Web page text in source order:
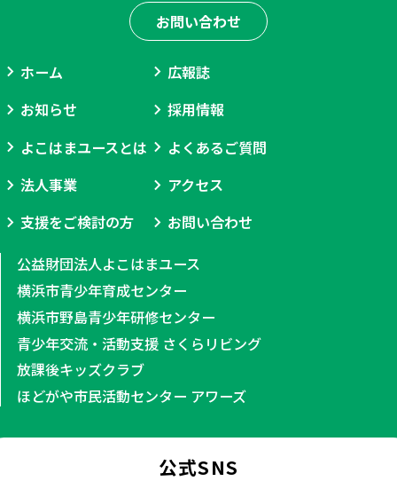
お問い合わせ
ホーム
お知らせ
よこはまユースとは
法人事業
支援をご検討の方
広報誌
採用情報
よくあるご質問
アクセス
お問い合わせ
公益財団法人よこはまユース
横浜市青少年育成センター
横浜市野島青少年研修センター
青少年交流・活動支援 さくらリビング
放課後キッズクラブ
ほどがや市民活動センター アワーズ
公式SNS